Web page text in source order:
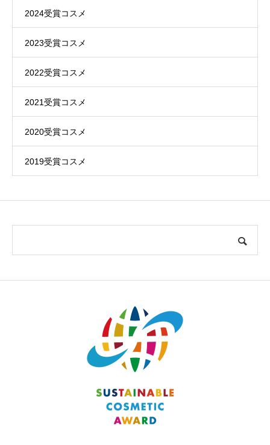
2024受賞コスメ
2023受賞コスメ
2022受賞コスメ
2021受賞コスメ
2020受賞コスメ
2019受賞コスメ